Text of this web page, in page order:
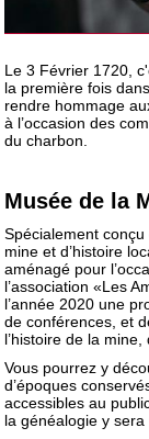
Le 3 Février 1720,
la première fois
rendre hommage
à l’occasion des
du charbon.
Musée de la
Spécialement
mine et d’histoire
aménagé pour
l’association «Les
l’année 2020 une
de conférences, et
l’histoire de la
Vous pourrez y
d’époques
accessibles au
la généalogie y sera